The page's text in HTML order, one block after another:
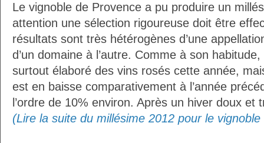
Le vignoble de Provence a pu produire un
attention une sélection rigoureuse doit être
résultats sont très hétérogènes d’une
d’un domaine à l’autre. Comme à son
surtout élaboré des vins rosés cette année,
est en baisse comparativement à l’année
l’ordre de 10% environ. Après un hiver doux et
(Lire la suite du millésime 2012 pour le